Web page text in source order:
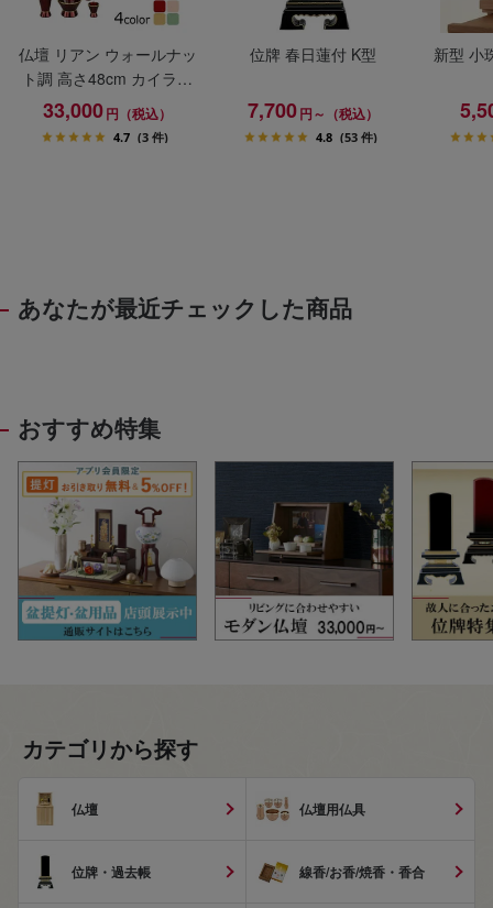
仏壇 リアン ウォールナッ
ト調 高さ48cm カイラ具
足セット
33,000円（税込）
4.7 (3 件)
位牌 春日蓮付 K型
7,700円～（税込）
4.8 (53 件)
新型 小
あなたが最近チェックした商品
おすすめ特集
カテゴリから探す
仏壇 仏壇用仏具
位牌・過去帳 線香/お香/焼香・香合